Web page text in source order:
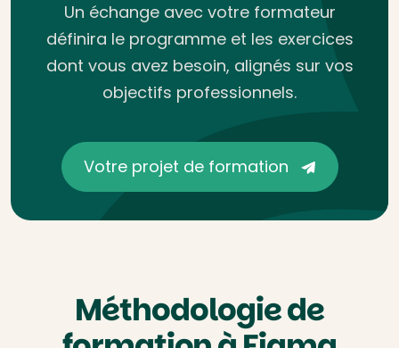
Un échange avec votre formateur
définira le programme et les exercices
dont vous avez besoin, alignés sur vos
objectifs professionnels.
Votre projet de formation
Méthodologie de